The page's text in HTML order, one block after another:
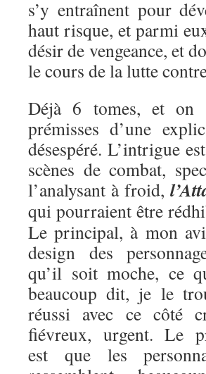
s’y entraînent pour
haut risque, et parmi
désir de vengeance, et
le cours de la lutte
Déjà 6 tomes, et on
prémisses d’une
désespéré. L’intrigue
scènes de combat,
l’analysant à froid,
qui pourraient être
Le principal, à mon
design des
qu’il soit moche, ce
beaucoup dit, je le
réussi avec ce côté
fiévreux, urgent. Le
est que les